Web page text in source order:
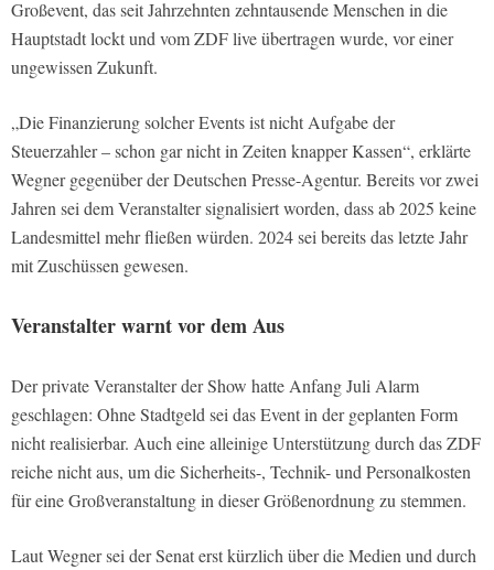
Großevent, das seit Jahrzehnten zehntausende Menschen in die
Hauptstadt lockt und vom ZDF live übertragen wurde, vor einer
ungewissen Zukunft.
„Die Finanzierung solcher Events ist nicht Aufgabe der
Steuerzahler – schon gar nicht in Zeiten knapper Kassen“, erklärte
Wegner gegenüber der Deutschen Presse-Agentur. Bereits vor zwei
Jahren sei dem Veranstalter signalisiert worden, dass ab 2025 keine
Landesmittel mehr fließen würden. 2024 sei bereits das letzte Jahr
mit Zuschüssen gewesen.
Veranstalter warnt vor dem Aus
Der private Veranstalter der Show hatte Anfang Juli Alarm
geschlagen: Ohne Stadtgeld sei das Event in der geplanten Form
nicht realisierbar. Auch eine alleinige Unterstützung durch das ZDF
reiche nicht aus, um die Sicherheits-, Technik- und Personalkosten
für eine Großveranstaltung in dieser Größenordnung zu stemmen.
Laut Wegner sei der Senat erst kürzlich über die Medien und durch